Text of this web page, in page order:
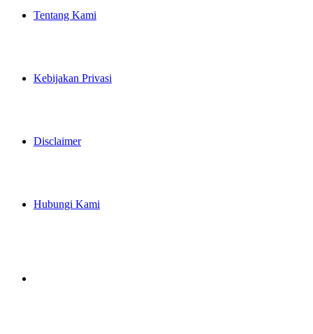
Tentang Kami
Kebijakan Privasi
Disclaimer
Hubungi Kami